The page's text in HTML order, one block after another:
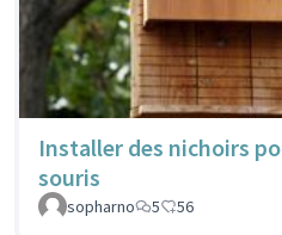
Installer des nichoirs
souris
sopharno 5 56